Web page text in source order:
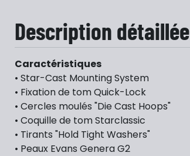
Description détaillée
Caractéristiques
• Star-Cast Mounting System
• Fixation de tom Quick-Lock
• Cercles moulés "Die Cast Hoops"
• Coquille de tom Starclassic
• Tirants "Hold Tight Washers"
• Peaux Evans Genera G2